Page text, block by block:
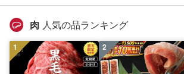
肉 人気の品ランキング
1 2